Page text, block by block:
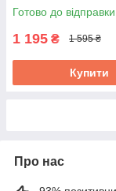
Готово до відправки
1 195 ₴ 1 595 ₴
Купити
Про нас